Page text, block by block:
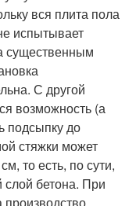
вся плита пола
испытывает
существенным
С другой
возможность (а
подсыпку до
стяжки может
то есть, по сути,
бетона. При
производство